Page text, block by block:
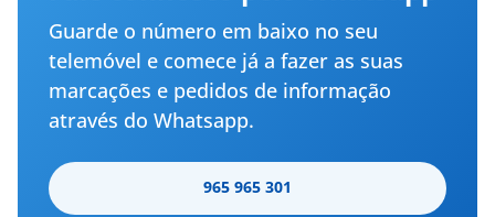
Guarde o número em baixo no seu
telemóvel e comece já a fazer as suas
marcações e pedidos de informação
através do Whatsapp.
965 965 301